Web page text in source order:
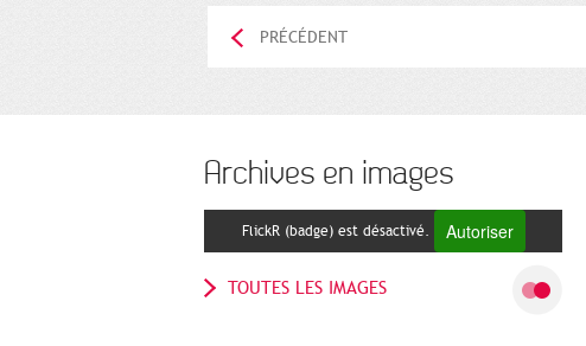
PRÉCÉDENT
Archives en images
FlickR (badge) est désactivé. Autoriser
TOUTES LES IMAGES